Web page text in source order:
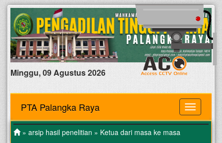
Minggu, 09 Agustus 2026
MENU
PTA Palangka Raya
» arsip hasil penelitian » Ketua dari masa ke masa